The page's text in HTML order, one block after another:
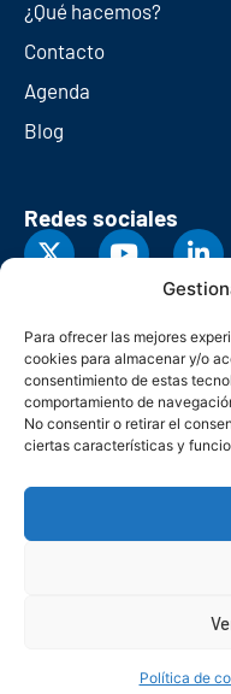
Para ofrecer las mejores
cookies para almacenar y/o
consentimiento de estas
comportamiento de
No consentir o retirar el
ciertas características y
Política de
¿Qué hacemos?
Contacto
Agenda
Blog
Redes sociales
© Copyright 2026.